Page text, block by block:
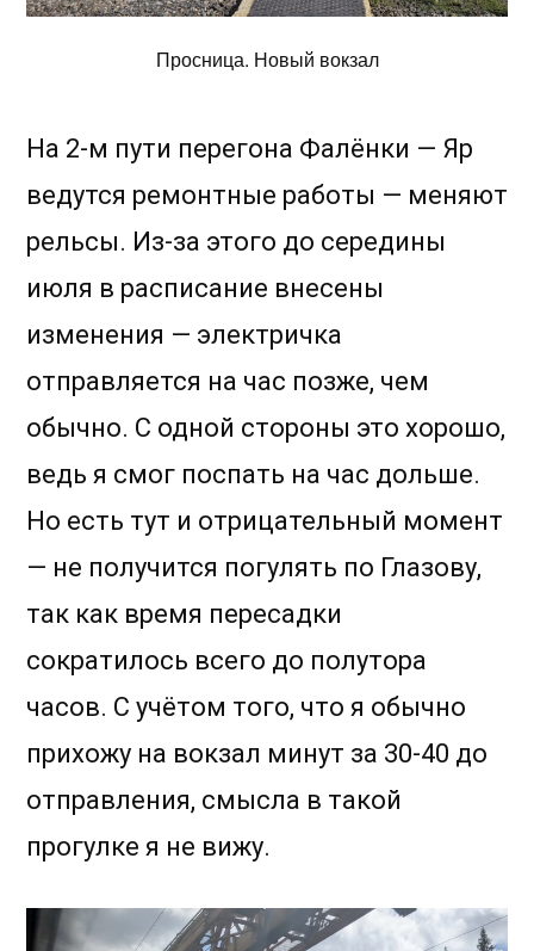
Просница. Новый вокзал
На 2-м пути перегона Фалёнки — Яр
ведутся ремонтные работы — меняют
рельсы. Из-за этого до середины
июля в расписание внесены
изменения — электричка
отправляется на час позже, чем
обычно. С одной стороны это хорошо,
ведь я смог поспать на час дольше.
Но есть тут и отрицательный момент
— не получится погулять по Глазову,
так как время пересадки
сократилось всего до полутора
часов. С учётом того, что я обычно
прихожу на вокзал минут за 30-40 до
отправления, смысла в такой
прогулке я не вижу.